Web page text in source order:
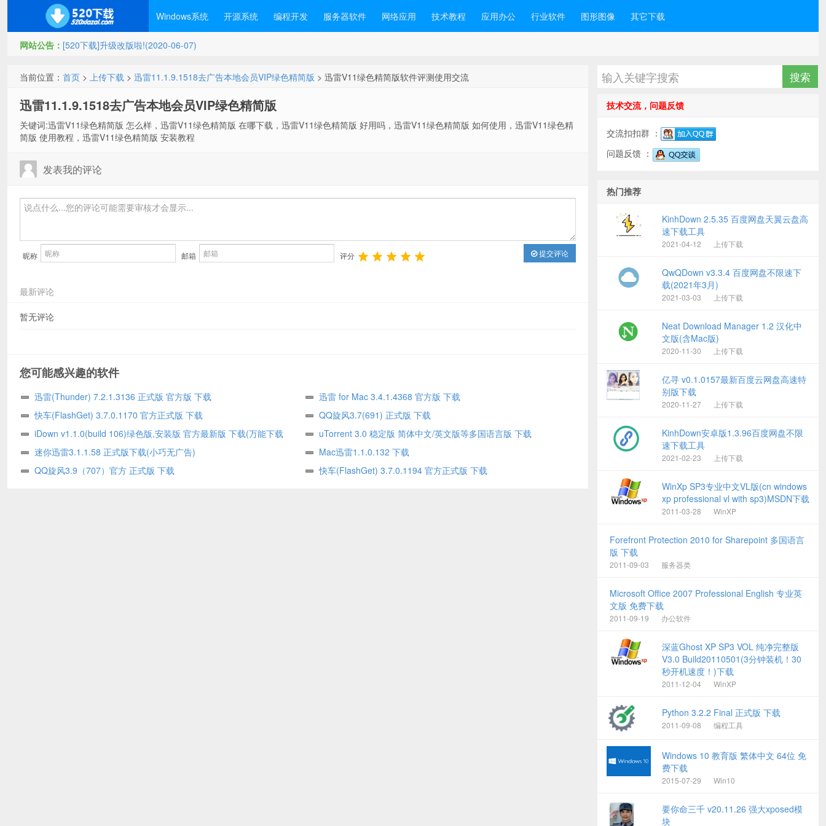
Windows系统 开源系统 编程开发 服务器软件 网络应用 技术教程 应用办公 行业软件 图形图像 其它下载
网站公告： [520下载]升级改版啦!(2020-06-07)
当前位置： 首页 > 上传下载 > 迅雷11.1.9.1518去广告本地会员VIP绿色精简版 > 迅雷V11绿色精简版软件评测使用交流
迅雷11.1.9.1518去广告本地会员VIP绿色精简版
关键词:迅雷V11绿色精简版 怎么样，迅雷V11绿色精简版 在哪下载，迅雷V11绿色精简版 好用吗，迅雷V11绿色精简版 如何使用，迅雷V11绿色精
简版 使用教程，迅雷V11绿色精简版 安装教程
发表我的评论
昵称 邮箱 评分 提交评论
最新评论
暂无评论
您可能感兴趣的软件
迅雷(Thunder) 7.2.1.3136 正式版 官方版 下载
迅雷 for Mac 3.4.1.4368 官方版 下载
快车(FlashGet) 3.7.0.1170 官方正式版 下载
QQ旋风3.7(691) 正式版 下载
iDown v1.1.0(build 106)绿色版,安装版 官方最新版 下载(万能下载
器)
uTorrent 3.0 稳定版 简体中文/英文版等多国语言版 下载
迷你迅雷3.1.1.58 正式版下载(小巧无广告)
Mac迅雷1.1.0.132 下载
QQ旋风3.9（707）官方 正式版 下载
快车(FlashGet) 3.7.0.1194 官方正式版 下载
技术交流，问题反馈
交流扣扣群 ：
问题反馈 ：
热门推荐
KinhDown 2.5.35 百度网盘天翼云盘高
速下载工具
2021-04-12 上传下载
QwQDown v3.3.4 百度网盘不限速下
载(2021年3月)
2021-03-03 上传下载
Neat Download Manager 1.2 汉化中
文版(含Mac版)
2020-11-30 上传下载
亿寻 v0.1.0157最新百度云网盘高速特
别版下载
2020-11-27 上传下载
KinhDown安卓版1.3.96百度网盘不限
速下载工具
2021-02-23 上传下载
WinXp SP3专业中文VL版(cn windows
xp professional vl with sp3)MSDN下载
2011-03-28 WinXP
Forefront Protection 2010 for Sharepoint 多国语言
版 下载
2011-09-03 服务器类
Microsoft Office 2007 Professional English 专业英
文版 免费下载
2011-09-19 办公软件
深蓝Ghost XP SP3 VOL 纯净完整版
V3.0 Build20110501(3分钟装机！30
秒开机速度！)下载
2011-12-04 WinXP
Python 3.2.2 Final 正式版 下载
2011-09-08 编程工具
Windows 10 教育版 繁体中文 64位 免
费下载
2015-07-29 Win10
要你命三千 v20.11.26 强大xposed模
块